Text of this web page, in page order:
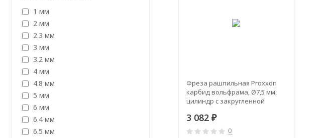
Фреза рашпильная Proxxon
карбид вольфрама, Ø7,5 мм,
цилиндр с закругленной
3 082 ₽
0
1 мм
2 мм
2.3 мм
3 мм
3.2 мм
4 мм
4.8 мм
5 мм
6 мм
6.4 мм
6.5 мм